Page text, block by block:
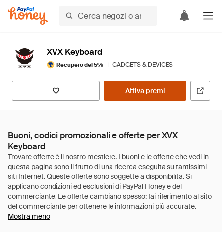
XVX Keyboard
Recupero del 5% | GADGETS & DEVICES
Attiva premi
Buoni, codici promozionali e offerte per XVX
Keyboard
Mostra meno